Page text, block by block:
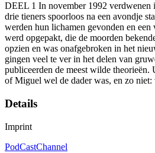
DEEL 1 In november 1992 verdwenen
drie tieners spoorloos na een avondje
werden hun lichamen gevonden en
werd opgepakt, die de moorden
opzien en was onafgebroken in het
gingen veel te ver in het delen van
publiceerden de meest wilde
of Miguel wel de dader was, en zo
Details
Imprint
PodCastChannel